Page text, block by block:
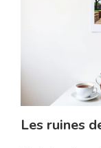
Les ruines